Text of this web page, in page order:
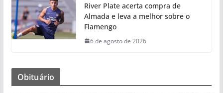
River Plate acerta compra de
Almada e leva a melhor sobre o
Flamengo
6 de agosto de 2026
Obituário